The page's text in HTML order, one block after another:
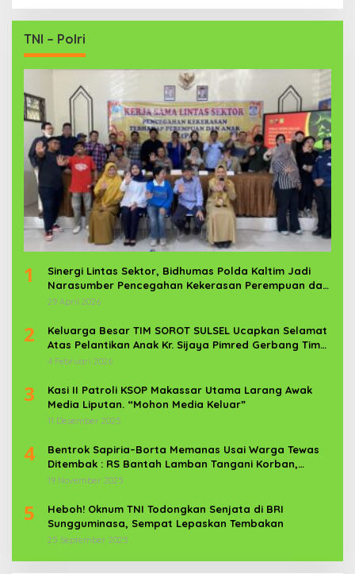
TNI – Polri
1
Sinergi Lintas Sektor, Bidhumas Polda Kaltim Jadi
Narasumber Pencegahan Kekerasan Perempuan dan
Anak
29 April 2026
2
Keluarga Besar TIM SOROT SULSEL Ucapkan Selamat
Atas Pelantikan Anak Kr. Sijaya Pimred Gerbang Timur
News Com Sebagai Prajurit TNI
4 Februari 2026
3
Kasi II Patroli KSOP Makassar Utama Larang Awak
Media Liputan. “Mohon Media Keluar”
11 Desember 2025
4
Bentrok Sapiria–Borta Memanas Usai Warga Tewas
Ditembak : RS Bantah Lamban Tangani Korban,
Aparat TNI-POLRI Dikerahkan
19 November 2025
5
Heboh! Oknum TNI Todongkan Senjata di BRI
Sungguminasa, Sempat Lepaskan Tembakan
25 September 2025